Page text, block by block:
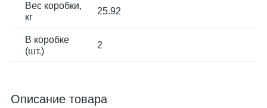
Вес коробки,
кг
25.92
В коробке
(шт.)
2
Описание товара